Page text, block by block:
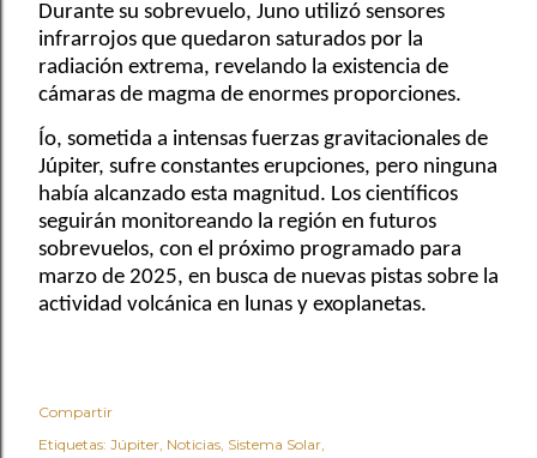
Durante su sobrevuelo, Juno utilizó sensores
infrarrojos que quedaron saturados por la
radiación extrema, revelando la existencia de
cámaras de magma de enormes proporciones.
Ío, sometida a intensas fuerzas gravitacionales de
Júpiter, sufre constantes erupciones, pero ninguna
había alcanzado esta magnitud. Los científicos
seguirán monitoreando la región en futuros
sobrevuelos, con el próximo programado para
marzo de 2025, en busca de nuevas pistas sobre la
actividad volcánica en lunas y exoplanetas.
Compartir
Etiquetas: Júpiter Noticias Sistema Solar